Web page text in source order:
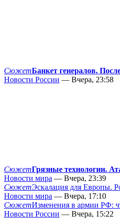
СюжетБанкет генералов.
Новости России — Вчера, 23:58
СюжетГрязные технологии.
Новости мира — Вчера, 23:39
СюжетЭскалация для Европы.
Новости мира — Вчера, 17:10
СюжетИзменения в армии РФ:
Новости России — Вчера, 15:22